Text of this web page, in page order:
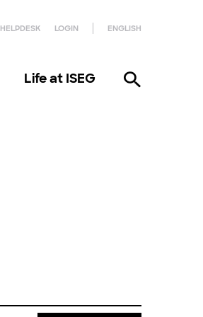
HELPDESK LOGIN ENGLISH
Life at ISEG